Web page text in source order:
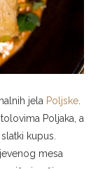
jela Poljske
Poljaka, a
kupus.
mesa